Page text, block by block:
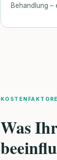
Behandlung –
Was